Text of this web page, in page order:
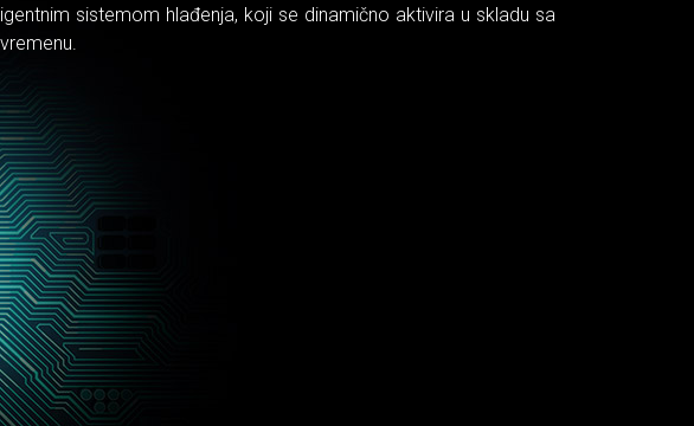
sistemom hlađenja, koji se dinamično aktivira u skladu sa